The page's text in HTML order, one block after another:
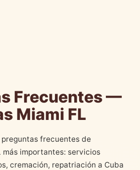
Frecuentes —
Miami FL
frecuentes de
más importantes: servicios
cremación, repatriación a Cuba